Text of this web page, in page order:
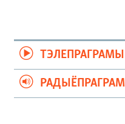
ТЭЛЕПРАГРАМЫ